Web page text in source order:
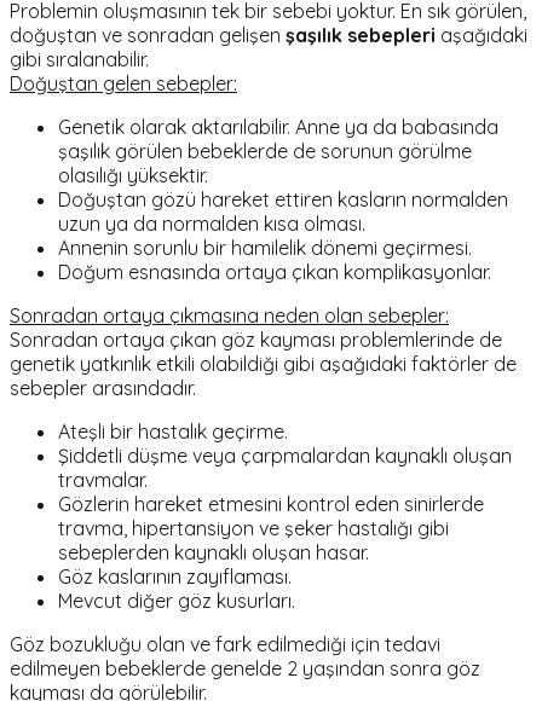
Problemin oluşmasının tek bir sebebi yoktur. En sık görülen,
doğuştan ve sonradan gelişen şaşılık sebepleri aşağıdaki
gibi sıralanabilir.
Doğuştan gelen sebepler:
Genetik olarak aktarılabilir. Anne ya da babasında
şaşılık görülen bebeklerde de sorunun görülme
olasılığı yüksektir.
Doğuştan gözü hareket ettiren kasların normalden
uzun ya da normalden kısa olması.
Annenin sorunlu bir hamilelik dönemi geçirmesi.
Doğum esnasında ortaya çıkan komplikasyonlar.
Sonradan ortaya çıkmasına neden olan sebepler:
Sonradan ortaya çıkan göz kayması problemlerinde de
genetik yatkınlık etkili olabildiği gibi aşağıdaki faktörler de
sebepler arasındadır.
Ateşli bir hastalık geçirme.
Şiddetli düşme veya çarpmalardan kaynaklı oluşan
travmalar.
Gözlerin hareket etmesini kontrol eden sinirlerde
travma, hipertansiyon ve şeker hastalığı gibi
sebeplerden kaynaklı oluşan hasar.
Göz kaslarının zayıflaması.
Mevcut diğer göz kusurları.
Göz bozukluğu olan ve fark edilmediği için tedavi
edilmeyen bebeklerde genelde 2 yaşından sonra göz
kayması da görülebilir.